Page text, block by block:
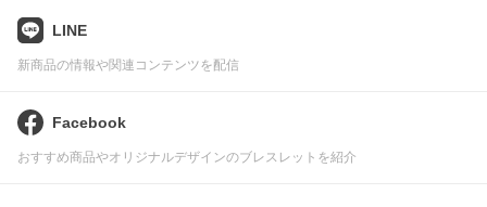
LINE
新商品の情報や関連コンテンツを配信
Facebook
おすすめ商品やオリジナルデザインのブレスレットを紹介